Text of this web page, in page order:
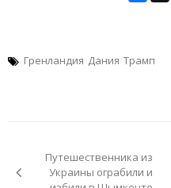
Гренландия Дания Трамп
записямПутешественника из
Украины ограбили и